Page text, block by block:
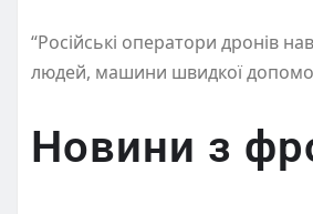
“Російські оператори дронів
людей, машини швидкої
Новини з